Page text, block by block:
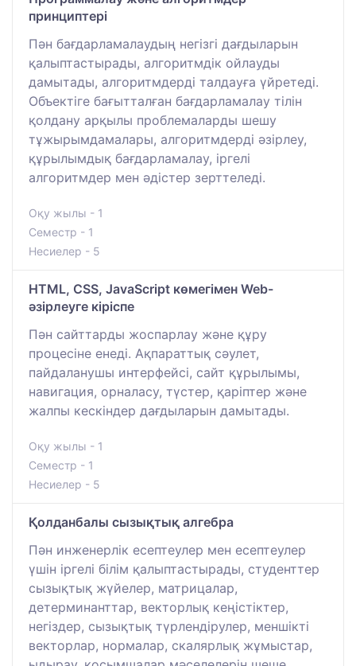
принциптері
Пән бағдарламалаудың негізгі дағдыларын
қалыптастырады, алгоритмдік ойлауды
дамытады, алгоритмдерді талдауға үйретеді.
Объектіге бағытталған бағдарламалау тілін
қолдану арқылы проблемаларды шешу
тұжырымдамалары, алгоритмдерді әзірлеу,
құрылымдық бағдарламалау, іргелі
алгоритмдер мен әдістер зерттеледі.
Оқу жылы - 1
Семестр - 1
Несиелер - 5
HTML, CSS, JavaScript көмегімен Web-
әзірлеуге кіріспе
Пән сайттарды жоспарлау және құру
процесіне енеді. Ақпараттық сәулет,
пайдаланушы интерфейсі, сайт құрылымы,
навигация, орналасу, түстер, қаріптер және
жалпы кескіндер дағдыларын дамытады.
Оқу жылы - 1
Семестр - 1
Несиелер - 5
Қолданбалы сызықтық алгебра
Пән инженерлік есептеулер мен есептеулер
үшін іргелі білім қалыптастырады, студенттер
сызықтық жүйелер, матрицалар,
детерминанттар, векторлық кеңістіктер,
негіздер, сызықтық түрлендірулер, меншікті
векторлар, нормалар, скалярлық жұмыстар,